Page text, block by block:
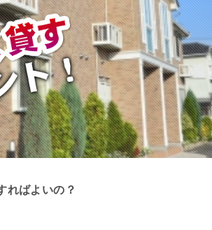
ればよいの？